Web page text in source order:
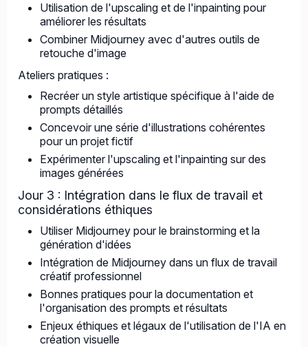
Utilisation de l'upscaling et de l'inpainting pour
améliorer les résultats
Combiner Midjourney avec d'autres outils de
retouche d'image
Ateliers pratiques :
Recréer un style artistique spécifique à l'aide de
prompts détaillés
Concevoir une série d'illustrations cohérentes
pour un projet fictif
Expérimenter l'upscaling et l'inpainting sur des
images générées
Jour 3 : Intégration dans le flux de travail et
considérations éthiques
Utiliser Midjourney pour le brainstorming et la
génération d'idées
Intégration de Midjourney dans un flux de travail
créatif professionnel
Bonnes pratiques pour la documentation et
l'organisation des prompts et résultats
Enjeux éthiques et légaux de l'utilisation de l'IA en
création visuelle